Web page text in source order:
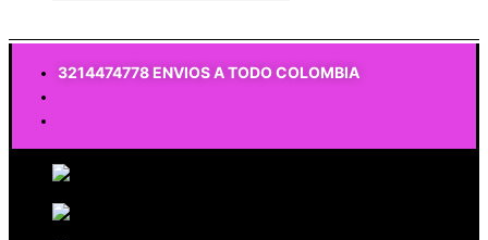
3214474778 ENVIOS A TODO COLOMBIA